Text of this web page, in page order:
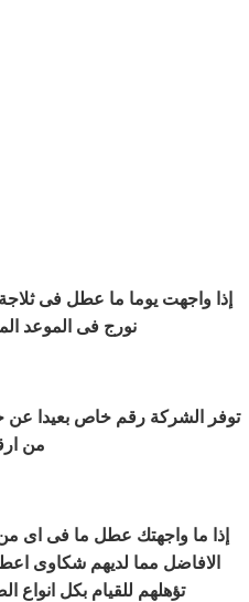
إذا واجهت يوما ما عطل فى
نورج فى الموعد
توفر الشركة رقم خاص بعيدا عن
من
إذا ما واجهتك عطل ما فى اى
الافاضل مما لديهم شكاوى
تؤهلهم للقيام بكل